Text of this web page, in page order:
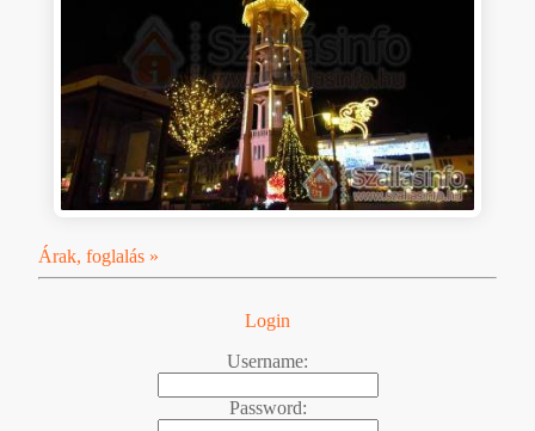
Árak, foglalás »
Login
Username:
Password: